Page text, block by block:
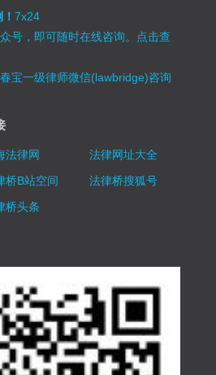
！7x24
号，即可随时在线咨询。 点击查
宝一级律师微信(lawbridge)咨询
法律网
法律网址大全
桥B站空间
法律桥搜狐号
桥头条